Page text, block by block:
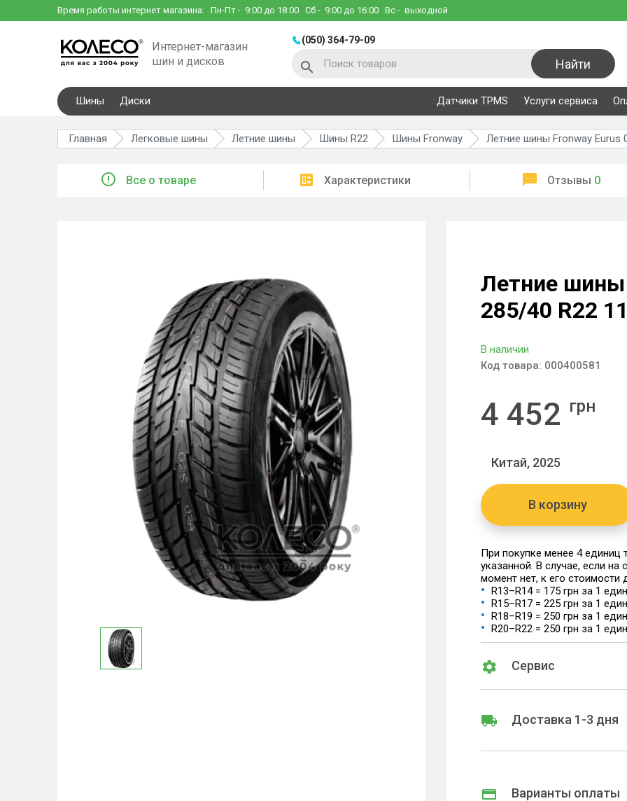
Время работы интернет магазина: Пн-Пт - 9:00 до 18:00 Сб - 9:00 до 16:00 Вс - выходной
Интернет-магазин
шин и дисков
(050) 364-79-09
Найти
Шины Диски Датчики TPMS Услуги сервиса
Главная Легковые шины Летние шины Шины R22 Шины Fronway Летние шины Fronway Eurus
Все о товаре Характеристики Отзывы 0
Летние шины
285/40 R22
В наличии
Код товара: 000400581
4 452 грн
Китай, 2025
В корзину
При покупке менее 4
указанной. В случае, если
момент нет, к его стоимости
R13–R14 = 175 грн за 1
R15–R17 = 225 грн за 1
R18–R19 = 250 грн за 1
R20–R22 = 250 грн за 1
Сервис
Доставка 1-3 дня
Варианты оплаты